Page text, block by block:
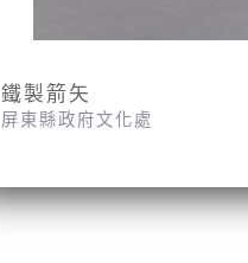
鐵製箭矢
屏東縣政府文化處